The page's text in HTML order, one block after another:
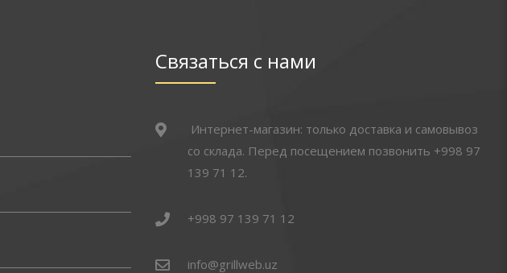
Связаться с нами
Интернет-магазин: только доставка и самовывоз
со склада. Перед посещением позвонить +998 97
139 71 12.
+998 97 139 71 12
info@grillweb.uz